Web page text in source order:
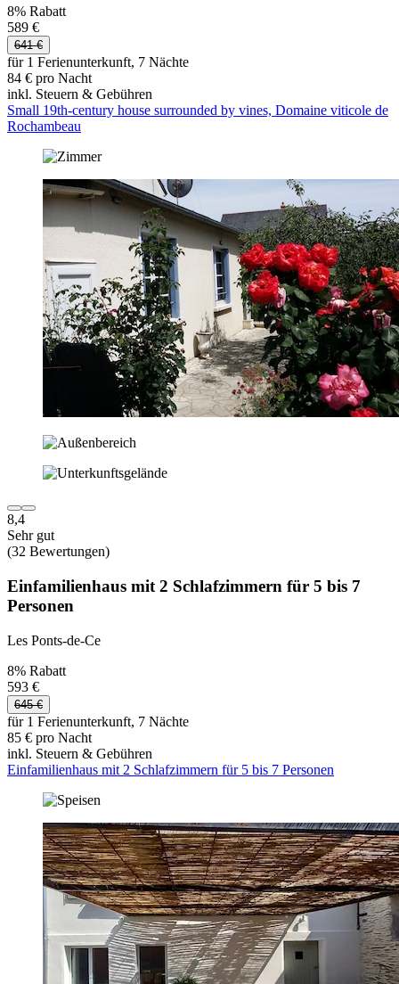
8% Rabatt
589 €
641 €
für 1 Ferienunterkunft, 7 Nächte
84 € pro Nacht
inkl. Steuern & Gebühren
Small 19th-century house surrounded by vines, Domaine viticole de
Rochambeau
8,4
Sehr gut
(32 Bewertungen)
Einfamilienhaus mit 2 Schlafzimmern für 5 bis 7
Personen
Les Ponts-de-Ce
8% Rabatt
593 €
645 €
für 1 Ferienunterkunft, 7 Nächte
85 € pro Nacht
inkl. Steuern & Gebühren
Einfamilienhaus mit 2 Schlafzimmern für 5 bis 7 Personen